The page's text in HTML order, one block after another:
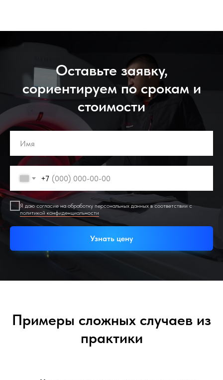
Оставьте заявку,
сориентируем по срокам и
стоимости
+7
Я даю согласие на обработку персональных данных в соответствии с
политикой конфиденциальности
Узнать цену
Примеры сложных случаев из
практики